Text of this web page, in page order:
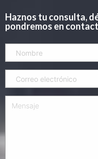
Haznos tu consulta,
pondremos en